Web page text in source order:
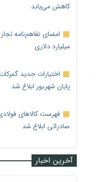
کاهش می‌یابد
میلیارد دلاری
اختیارات جدید
پایان شهریور ابلاغ شد
صادراتی ابلاغ شد
آخرین اخبار